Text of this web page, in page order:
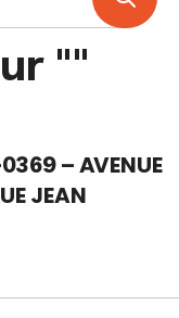
""
– AVENUE
JEAN